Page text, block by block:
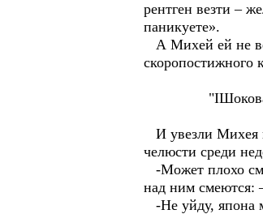
рентген везти –
паникуете».
А Михей ей не
скоропостижного
"IШоковая
И увезли Михея
челюсти среди
-Может плохо
над ним смеются:
-Не уйду, япона